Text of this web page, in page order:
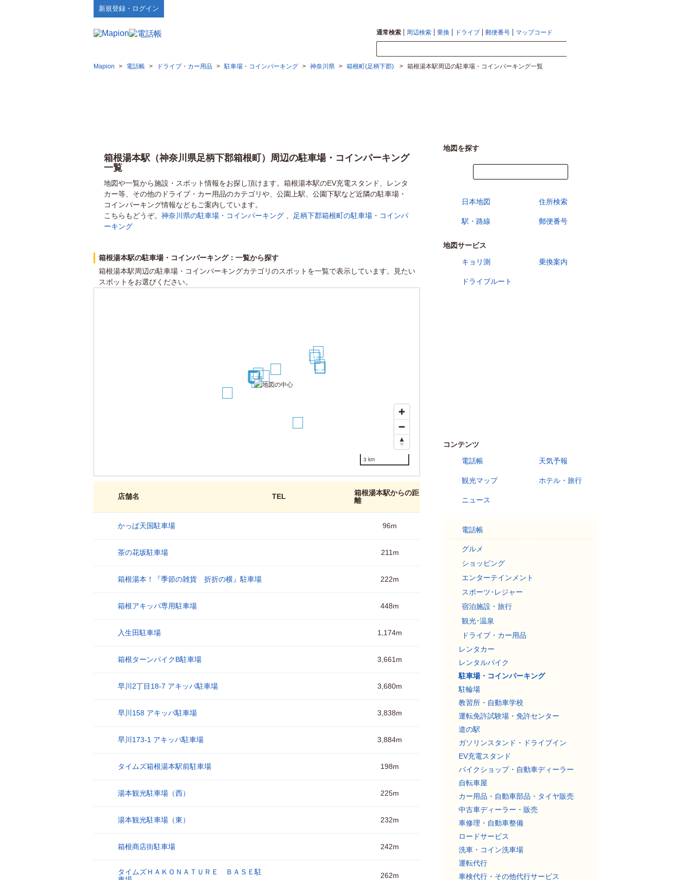
新規登録・ログイン
通常検索 周辺検索 乗換 ドライブ 郵便番号 マップコード
Mapion > 電話帳 > ドライブ・カー用品 > 駐車場・コインパーキング > 神奈川県 > 箱根町(足柄下郡) > 箱根湯本駅周辺の駐車場・コインパーキング一覧
箱根湯本駅（神奈川県足柄下郡箱根町）周辺の駐車場・コインパーキング
一覧
地図や一覧から施設・スポット情報をお探し頂けます。箱根湯本駅のEV充電スタンド、レンタ
カー等、その他のドライブ・カー用品のカテゴリや、公園上駅、公園下駅など近隣の駐車場・
コインパーキング情報などもご案内しています。
こちらもどうぞ。 神奈川県の駐車場・コインパーキング
足柄下郡箱根町の駐車場・コインパ
ーキング
箱根湯本駅の駐車場・コインパーキング：一覧から探す
箱根湯本駅周辺の駐車場・コインパーキングカテゴリのスポットを一覧で表示しています。見たい
スポットをお選びください。
1
234
67
8
9
10
11
12
13
14 15
18
19
3 km
店舗名 TEL
箱根湯本駅からの距
離
かっぱ天国駐車場 96m
茶の花坂駐車場 211m
箱根湯本！『季節の雑貨 折折の横』駐車場 222m
箱根アキッパ専用駐車場 448m
入生田駐車場 1,174m
箱根ターンパイクB駐車場 3,661m
早川2丁目18-7 アキッパ駐車場 3,680m
早川158 アキッパ駐車場 3,838m
早川173-1 アキッパ駐車場 3,884m
タイムズ箱根湯本駅前駐車場 198m
湯本観光駐車場（西） 225m
湯本観光駐車場（東） 232m
箱根商店街駐車場 242m
タイムズＨＡＫＯＮＡＴＵＲＥ ＢＡＳＥ駐
262m
地図を探す
日本地図 住所検索
駅・路線 郵便番号
地図サービス
キョリ測
乗換案内
ドライブルート
コンテンツ
電話帳
天気予報
観光マップ ホテル・旅行
ニュース
電話帳
グルメ
ショッピング
エンターテインメント
スポーツ･レジャー
宿泊施設・旅行
観光･温泉
ドライブ・カー用品
レンタカー
レンタルバイク
駐車場・コインパーキング
駐輪場
教習所・自動車学校
運転免許試験場・免許センター
道の駅
ガソリンスタンド・ドライブイン
EV充電スタンド
バイクショップ・自動車ディーラー
自転車屋
カー用品・自動車部品・タイヤ販売
中古車ディーラー・販売
車修理・自動車整備
ロードサービス
洗車・コイン洗車場
運転代行
車検代行・その他代行サービス